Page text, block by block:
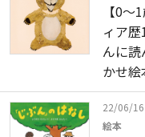
【0
ィア
んに
かせ絵
22/06/16
絵本